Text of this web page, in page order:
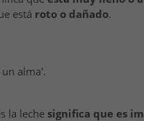
está roto o dañado.
alma'.
la leche significa que es